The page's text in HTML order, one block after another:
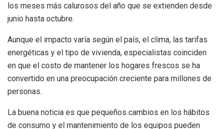
los meses más calurosos del año que se extienden desde
junio hasta octubre.
Aunque el impacto varía según el país, el clima, las tarifas
energéticas y el tipo de vivienda, especialistas coinciden
en que el costo de mantener los hogares frescos se ha
convertido en una preocupación creciente para millones de
personas.
La buena noticia es que pequeños cambios en los hábitos
de consumo y el mantenimiento de los equipos pueden